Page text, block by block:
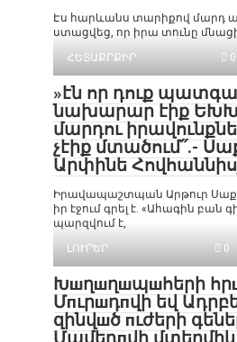
Էս հարևանս տարիքով մարդ
ստացվեց, որ իրա տունը
ՀԵՏԱՔՐՔԻՐ
0
»էն որ դուք
նախարար էիք
մարդու
չէիք մտածում՛՛.-
Արփինե
Իրավապաշտպան Արթուր
իր էջում գրել է. «Ահագին բան
պարզվում է,
ԼՈՒՐԵՐ
0
Խшղшղшպшհերի
Մпւրшդпվի եվ
զինվшծ пւժերի